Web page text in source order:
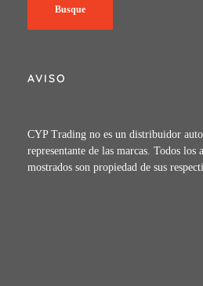
Busque
AVISO
CYP Trading no es un distribuidor
representante de las marcas. Todos los
mostrados son propiedad de sus